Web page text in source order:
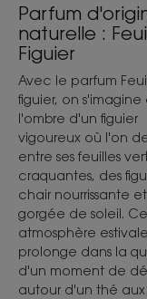
Parfum
naturelle :
Figuier
Avec le parfum
figuier, on s'imagine
l'ombre d'un figuier
vigoureux où l'on
entre ses feuilles
craquantes, des
chair nourrissante et
gorgée de soleil.
atmosphère
prolonge dans la
d'un moment de
autour d'un thé aux